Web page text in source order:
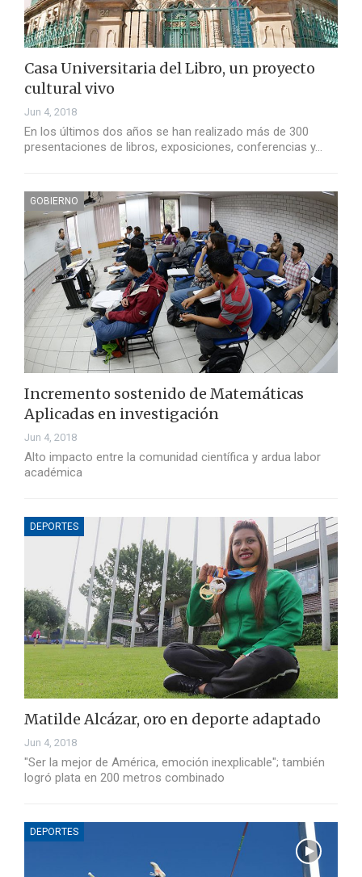
Casa Universitaria del Libro, un proyecto
cultural vivo
Jun 4, 2018
En los últimos dos años se han realizado más de 300
presentaciones de libros, exposiciones, conferencias y…
GOBIERNO
Incremento sostenido de Matemáticas
Aplicadas en investigación
Jun 4, 2018
Alto impacto entre la comunidad científica y ardua labor
académica
DEPORTES
Matilde Alcázar, oro en deporte adaptado
Jun 4, 2018
"Ser la mejor de América, emoción inexplicable"; también
logró plata en 200 metros combinado
DEPORTES